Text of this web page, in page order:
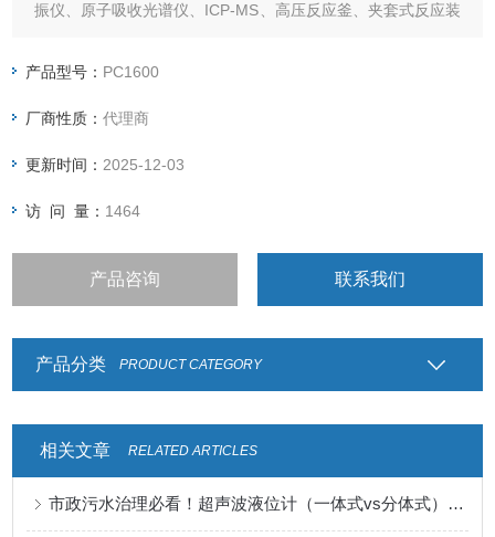
振仪、原子吸收光谱仪、ICP-MS、高压反应釜、夹套式反应装
仪、全自动合成仪等。
产品型号： PC1600
厂商性质：代理商
更新时间： 2025-12-03
访 问 量： 1464
产品咨询 联系我们
产品分类 PRODUCT CATEGORY
相关文章 RELATED ARTICLES
市政污水治理必看！超声波液位计（一体式vs分体式）选型指南+核心作用